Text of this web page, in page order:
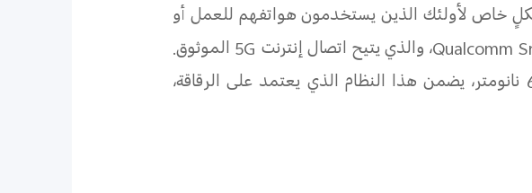
الميزة مفيدة بشكلٍ خاص لأولئك الذين يستخدمون هواتفهم للعمل أو
Qualcomm، والذي يتيح اتصال إنترنت 5G الموثوق.
من ناحية أخرى، وبفضل بنية وحدة المعالجة المركزية 8 النواة والمعالجة 6 نانومتر، يضمن هذا النظام الذي يعتمد على الرقاقة،